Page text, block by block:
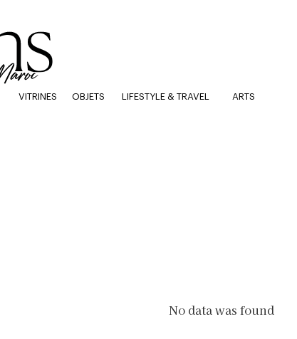
VITRINES OBJETS LIFESTYLE & TRAVEL ARTS
No data was found